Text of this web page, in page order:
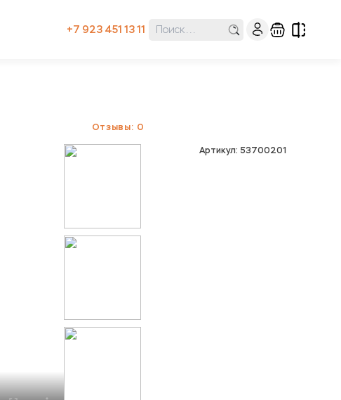
+7 923 451 13 11
Отзывы: 0
Артикул: 53700201